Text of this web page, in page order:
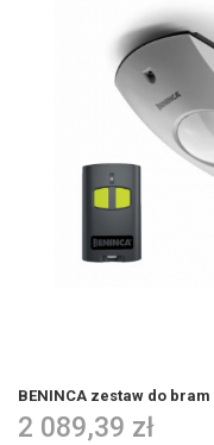
BENINCA zestaw do
2 089,39 zł